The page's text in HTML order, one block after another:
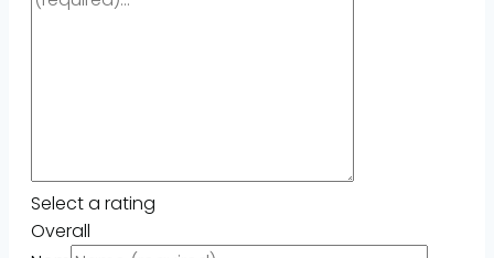
Select a rating
Overall